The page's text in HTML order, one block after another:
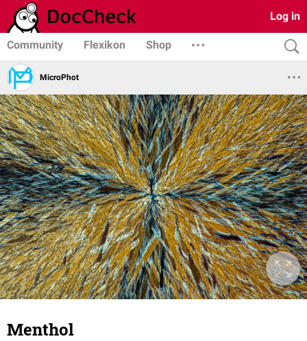
Log in
Community Flexikon Shop
MicroPhot
Menthol